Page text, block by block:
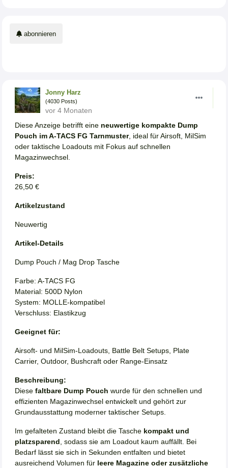
abonnieren
Jonny Harz
(4030 Posts)
vor 4 Monaten
Diese Anzeige betrifft eine neuwertige kompakte Dump
Pouch im A-TACS FG Tarnmuster, ideal für Airsoft, MilSim
oder taktische Loadouts mit Fokus auf schnellen
Magazinwechsel.
Preis:
26,50 €
Artikelzustand
Neuwertig
Artikel-Details
Dump Pouch / Mag Drop Tasche
Farbe: A-TACS FG
Material: 500D Nylon
System: MOLLE-kompatibel
Verschluss: Elastikzug
Geeignet für:
Airsoft- und MilSim-Loadouts, Battle Belt Setups, Plate
Carrier, Outdoor, Bushcraft oder Range-Einsatz
Beschreibung:
Diese faltbare Dump Pouch wurde für den schnellen und
effizienten Magazinwechsel entwickelt und gehört zur
Grundausstattung moderner taktischer Setups.
Im gefalteten Zustand bleibt die Tasche kompakt und
platzsparend, sodass sie am Loadout kaum auffällt. Bei
Bedarf lässt sie sich in Sekunden entfalten und bietet
ausreichend Volumen für leere Magazine oder zusätzliche